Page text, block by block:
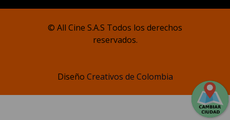
© All Cine S.A.S Todos los derechos
reservados.
Diseño Creativos de Colombia